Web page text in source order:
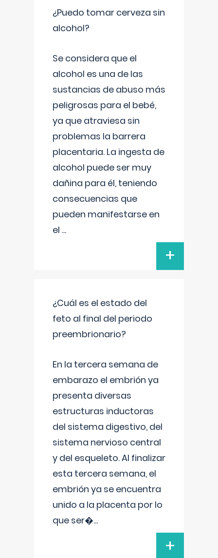
¿Puedo tomar cerveza sin
alcohol?
Se considera que el
alcohol es una de las
sustancias de abuso más
peligrosas para el bebé,
ya que atraviesa sin
problemas la barrera
placentaria. La ingesta de
alcohol puede ser muy
dañina para él, teniendo
consecuencias que
pueden manifestarse en
el ...
+
¿Cuál es el estado del
feto al final del periodo
preembrionario?
En la tercera semana de
embarazo el embrión ya
presenta diversas
estructuras inductoras
del sistema digestivo, del
sistema nervioso central
y del esqueleto. Al finalizar
esta tercera semana, el
embrión ya se encuentra
unido a la placenta por lo
que ser�...
+